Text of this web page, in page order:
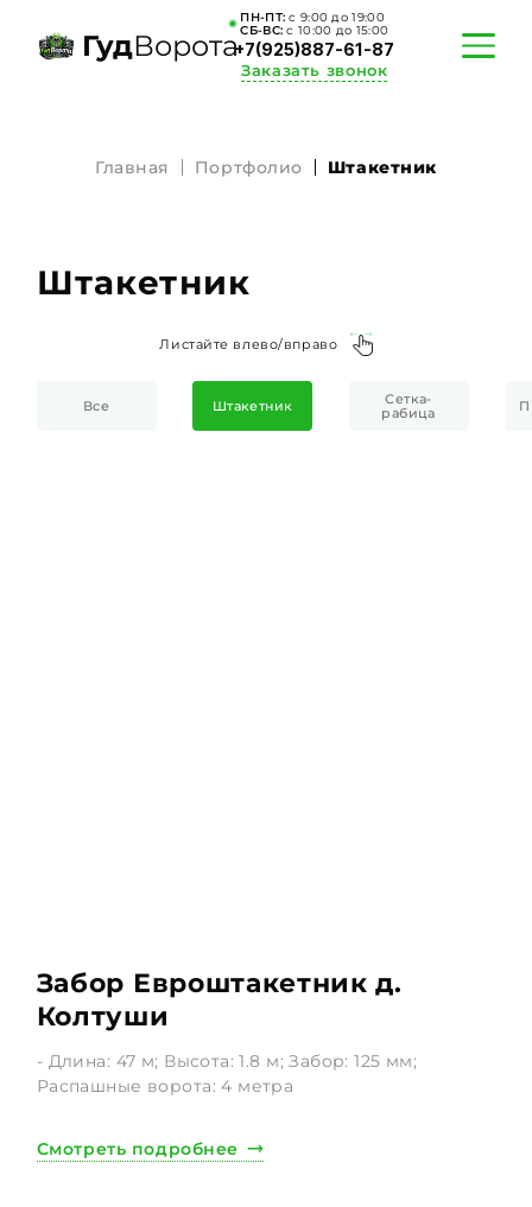
ГудВорота
ПН-ПТ: c 9:00 до 19:00
СБ-ВС: c 10:00 до 15:00
+7(925)887-61-87
Заказать звонок
ПОРТФОЛИО
КАЛЬКУЛЯТОР
О КОМПАНИИ
ИНФОРМАЦИЯ
Главная Портфолио Штакетник
Штакетник
Листайте влево/вправо
Все Штакетник
Сетка-
рабица
Забор Евроштакетник д.
Колтуши
- Длина: 47 м; Высота: 1.8 м; Забор: 125 мм;
Распашные ворота: 4 метра
Смотреть подробнее